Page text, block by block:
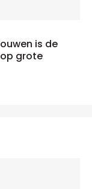
is de
grote